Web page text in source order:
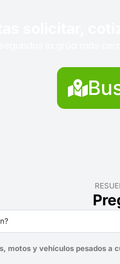
motos y vehículos pesados a